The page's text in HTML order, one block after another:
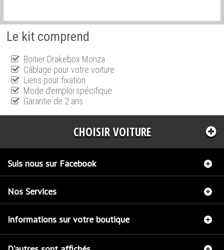
Le kit comprend
Boitier Drakebox Monza
Câblage pour votre voiture
Liens pour fixation
Mode d'emploi spécifique
Garantie de 2 ans
CHOISIR VOITURE
Suis nous sur Facebook
Nos Services
Informations sur votre boutique